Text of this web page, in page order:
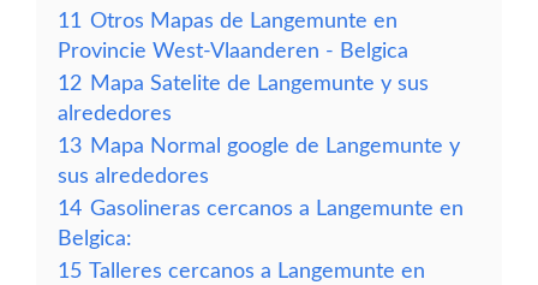
11 Otros Mapas de Langemunte en
Provincie West-Vlaanderen - Belgica
12 Mapa Satelite de Langemunte y sus
alrededores
13 Mapa Normal google de Langemunte y
sus alrededores
14 Gasolineras cercanos a Langemunte en
Belgica:
15 Talleres cercanos a Langemunte en